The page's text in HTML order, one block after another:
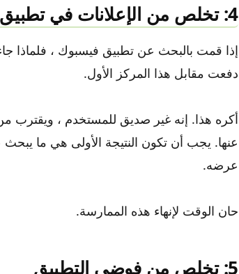
4: تخلص من الإعلانات في تطبيق ابل ستور
إذا قمت بالبحث عن تطبيق فيسبوك ، فلماذا
دفعت مقابل هذا المركز الأول.
أكره هذا. إنه غير صديق للمستخدم ،
عنها. يجب أن تكون النتيجة الأولى هي ما
عرضه.
حان الوقت لإنهاء هذه الممارسة.
5: تخلص من فوضى التطبيق